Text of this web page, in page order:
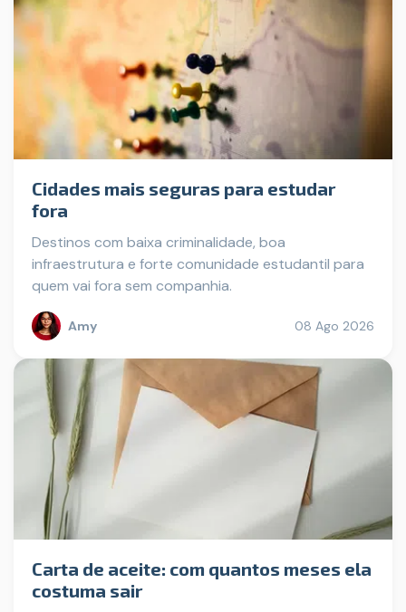
Cidades mais seguras para estudar
fora
Destinos com baixa criminalidade, boa
infraestrutura e forte comunidade estudantil para
quem vai fora sem companhia.
Amy 08 Ago 2026
Carta de aceite: com quantos meses ela
costuma sair